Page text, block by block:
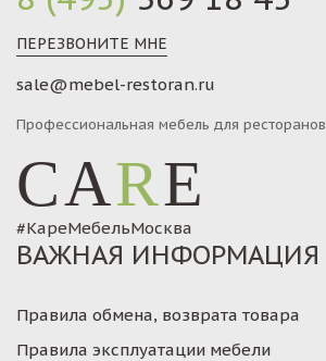
ПЕРЕЗВОНИТЕ МНЕ
sale@mebel-restoran.ru
Профессиональная мебель для ресторанов
CARE
#КареМебельМосква
ВАЖНАЯ ИНФОРМАЦИЯ
Правила обмена, возврата товара
Правила эксплуатации мебели